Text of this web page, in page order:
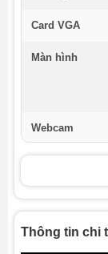
Card VGA
Màn hình
Webcam
Cổng kết nối
Thông tin chi